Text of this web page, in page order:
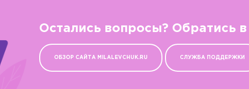
Остались вопросы? Обратись
ОБЗОР САЙТА MILALEVCHUK.RU СЛУЖБА ПОДДЕРЖКИ